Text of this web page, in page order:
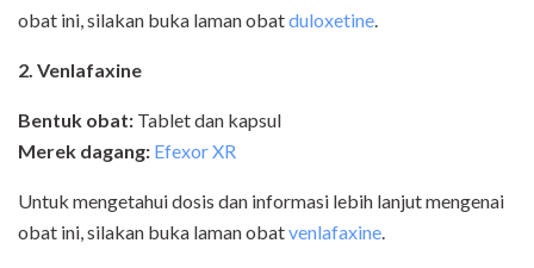
obat ini, silakan buka laman obatduloxetine.
2. Venlafaxine
Bentuk obat: Tablet dan kapsul
Merek dagang: Efexor XR
Untuk mengetahui dosis dan informasi lebih lanjut mengenai
obat ini, silakan buka laman obatvenlafaxine.